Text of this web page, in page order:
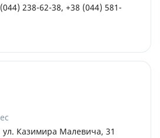
238-62-38, +38 (044) 581-
ул. Казимира Малевича, 31